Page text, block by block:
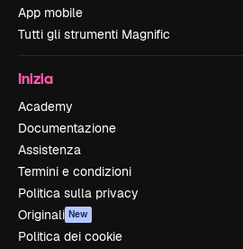
App mobile
Tutti gli strumenti Magnific
Inizia
Academy
Documentazione
Assistenza
Termini e condizioni
Politica sulla privacy
Originali New
Politica dei cookie